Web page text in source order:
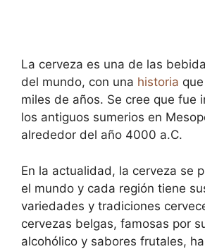
La cerveza es una de las
del mundo, con una historia
miles de años. Se cree que fue
los antiguos sumerios en
alrededor del año 4000 a.C.
En la actualidad, la cerveza se
el mundo y cada región tiene
variedades y tradiciones
cervezas belgas, famosas por
alcohólico y sabores frutales,